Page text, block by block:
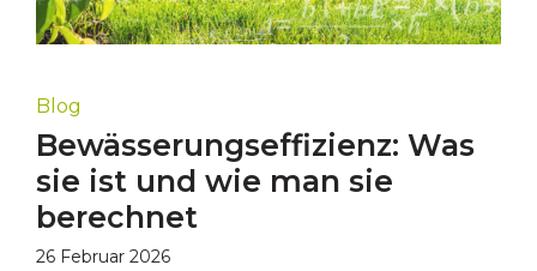
Blog
Bewässerungseffizienz: Was
sie ist und wie man sie
berechnet
26 Februar 2026